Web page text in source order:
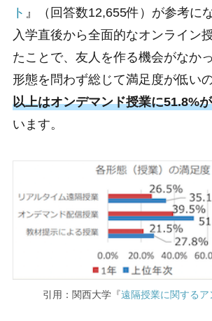
ト 』（回答数12,655件）が参考に
入学直後から全面的なオンライン
たことで、友人を作る機会がなか
形態を問わず総じて満足度が低いの
以上はオンデマンド授業に51.8%
います。
引用：関西大学『遠隔授業に関するア